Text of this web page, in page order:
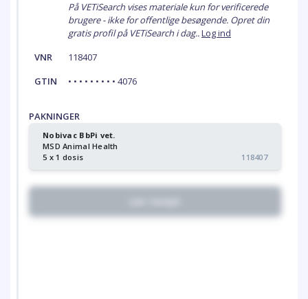
På VETiSearch vises materiale kun for verificerede
brugere - ikke for offentlige besøgende. Opret din
gratis profil på VETiSearch i dag..Log ind
VNR
118407
GTIN
• • • • • • • • • 4076
PAKNINGER
Nobivac BbPi vet.
MSD Animal Health
5 x 1 dosis
118407